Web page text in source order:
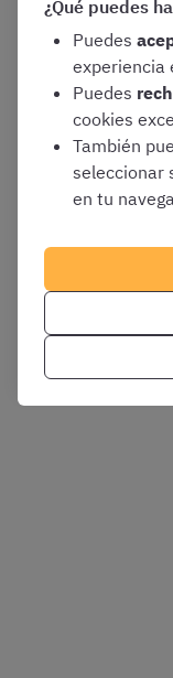
¿Qué puedes
Puedes
experiencia
Puedes
cookies
También
seleccionar
en tu